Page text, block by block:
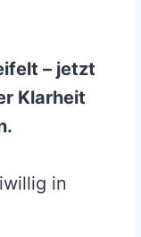
– jetzt
Klarheit
in